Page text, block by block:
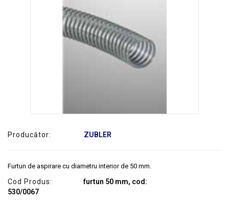
Producător: ZUBLER
Furtun de aspirare cu diametru interior de 50 mm.
Cod Produs:
furtun 50 mm, cod:
530/0067